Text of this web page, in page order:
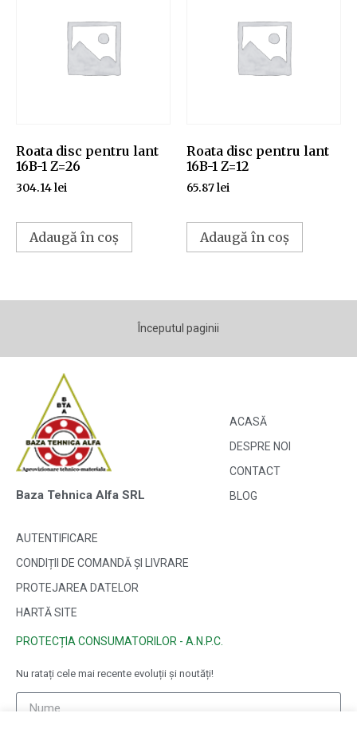
Roata disc pentru lant
16B-1 Z=26
304.14lei
Adaugă în coș
Roata disc pentru lant
16B-1 Z=12
65.87lei
Adaugă în coș
Începutul paginii
Baza Tehnica Alfa SRL
ACASĂ
DESPRE NOI
CONTACT
BLOG
AUTENTIFICARE
CONDIȚII DE COMANDĂ ȘI LIVRARE
PROTEJAREA DATELOR
HARTĂ SITE
PROTECȚIA CONSUMATORILOR - A.N.P.C.
Nu ratați cele mai recente evoluții și noutăți!